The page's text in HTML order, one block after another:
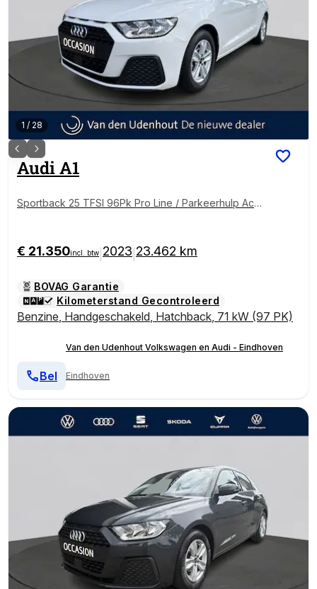
1 / 28
AudiA1
Sportback 25 TFSI 96Pk Pro Line / Parkeerhulp Acht
€ 21.350incl. btw 2023 23.462 km
BOVAG Garantie
Kilometerstand Gecontroleerd
Benzine, Handgeschakeld, Hatchback, 71 kW (97 PK)
Van den Udenhout Volkswagen en Audi - Eindhoven
Eindhoven
Bel